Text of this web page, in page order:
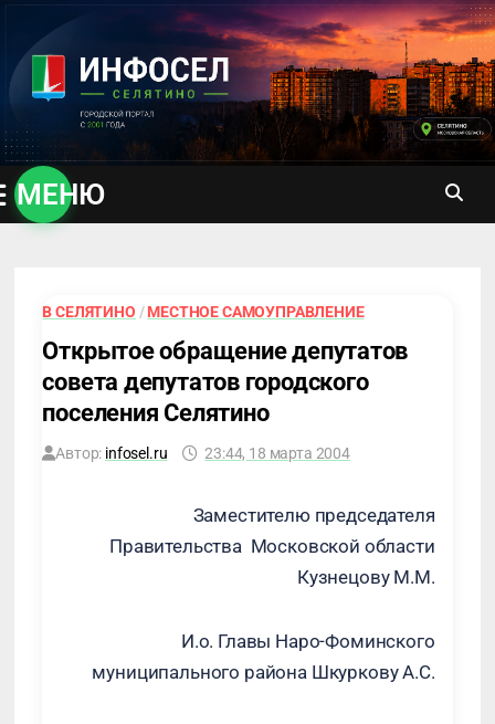
содержимому
МЕНЮ
В СЕЛЯТИНО /МЕСТНОЕ САМОУПРАВЛЕНИЕ
Открытое обращение депутатов
совета депутатов городского
поселения Селятино
Автор: infosel.ru 23:44, 18 марта 2004
Заместителю председателя
Правительства Московской области
Кузнецову М.М.
И.о. Главы Наро-Фоминского
муниципального района Шкуркову А.С.